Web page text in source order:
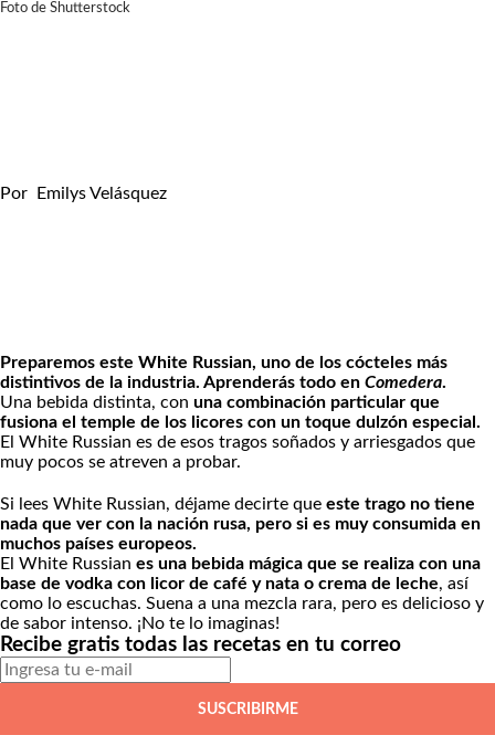
Foto de Shutterstock
Por Emilys Velásquez
Preparemos este White Russian, uno de los cócteles más
distintivos de la industria. Aprenderás todo en Comedera.
Una bebida distinta, con una combinación particular que
fusiona el temple de los licores con un toque dulzón especial.
El White Russian es de esos tragos soñados y arriesgados que
muy pocos se atreven a probar.
Si lees White Russian, déjame decirte que este trago no tiene
nada que ver con la nación rusa, pero si es muy consumida en
muchos países europeos.
El White Russian es una bebida mágica que se realiza con una
base de vodka con licor de café y nata o crema de leche, así
como lo escuchas. Suena a una mezcla rara, pero es delicioso y
de sabor intenso. ¡No te lo imaginas!
Recibe gratis todas las recetas en tu correo
SUSCRIBIRME